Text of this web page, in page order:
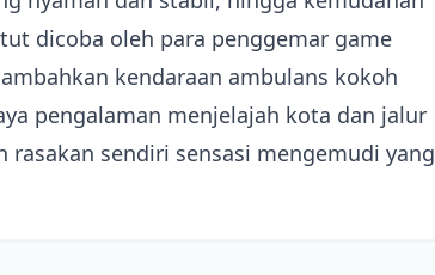
dicoba oleh para penggemar game
kendaraan ambulans kokoh
pengalaman menjelajah kota dan jalur
rasakan sendiri sensasi mengemudi yang